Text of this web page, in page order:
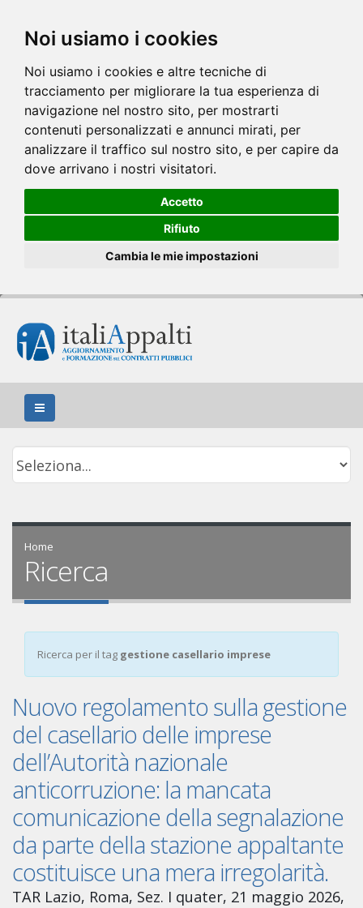
Noi usiamo i cookies
Noi usiamo i cookies e altre tecniche di
tracciamento per migliorare la tua esperienza di
navigazione nel nostro sito, per mostrarti
contenuti personalizzati e annunci mirati, per
analizzare il traffico sul nostro sito, e per capire da
dove arrivano i nostri visitatori.
Accetto
Rifiuto
Cambia le mie impostazioni
Home
Ricerca
Ricerca per il tag gestione casellario imprese
Nuovo regolamento sulla gestione
del casellario delle imprese
dell’Autorità nazionale
anticorruzione: la mancata
comunicazione della segnalazione
da parte della stazione appaltante
costituisce una mera irregolarità.
TAR Lazio, Roma, Sez. I quater, 21 maggio 2026,